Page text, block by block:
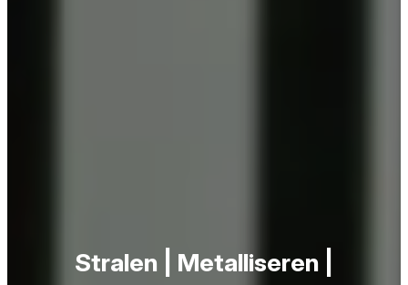
Stralen | Metalliseren |